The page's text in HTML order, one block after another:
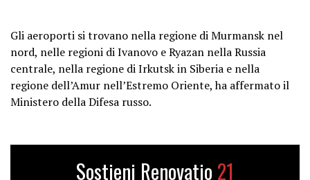
Gli aeroporti si trovano nella regione di Murmansk nel
nord, nelle regioni di Ivanovo e Ryazan nella Russia
centrale, nella regione di Irkutsk in Siberia e nella
regione dell’Amur nell’Estremo Oriente, ha affermato il
Ministero della Difesa russo.
Sostieni Renovatio 21